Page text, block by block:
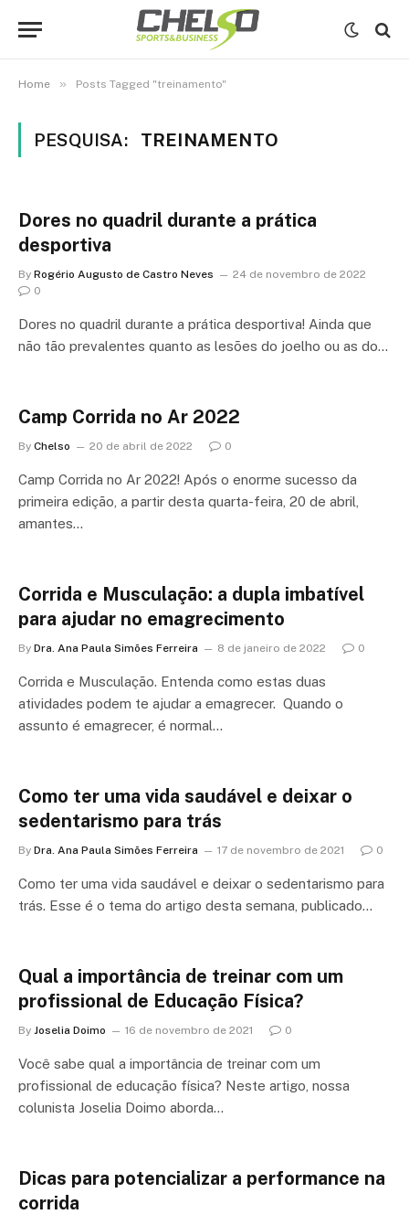
Home » Posts Tagged "treinamento"
PESQUISA: TREINAMENTO
Dores no quadril durante a prática
desportiva
By Rogério Augusto de Castro Neves
24 de novembro de 2022
0
Dores no quadril durante a prática desportiva! Ainda que
não tão prevalentes quanto as lesões do joelho ou as do…
Camp Corrida no Ar 2022
By Chelso 20 de abril de 2022 0
Camp Corrida no Ar 2022! Após o enorme sucesso da
primeira edição, a partir desta quarta-feira, 20 de abril,
amantes…
Corrida e Musculação: a dupla imbatível
para ajudar no emagrecimento
By Dra. Ana Paula Simões Ferreira 8 de janeiro de 2022 0
Corrida e Musculação. Entenda como estas duas
atividades podem te ajudar a emagrecer. Quando o
assunto é emagrecer, é normal…
Como ter uma vida saudável e deixar o
sedentarismo para trás
By Dra. Ana Paula Simões Ferreira 17 de novembro de 2021 0
Como ter uma vida saudável e deixar o sedentarismo para
trás. Esse é o tema do artigo desta semana, publicado…
Qual a importância de treinar com um
profissional de Educação Física?
By Joselia Doimo 16 de novembro de 2021 0
Você sabe qual a importância de treinar com um
profissional de educação física? Neste artigo, nossa
colunista Joselia Doimo aborda…
Dicas para potencializar a performance na
corrida